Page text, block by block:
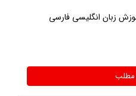
زبان انگلیسی فارسی
مطلب